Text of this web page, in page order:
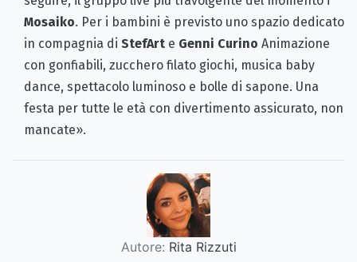
Mosaiko. Per i bambini è previsto uno spazio dedicato
in compagnia di StefArt e Genni Curino Animazione
con gonfiabili, zucchero filato giochi, musica baby
dance, spettacolo luminoso e bolle di sapone. Una
festa per tutte le età con divertimento assicurato, non
mancate».
Autore: Rita Rizzuti